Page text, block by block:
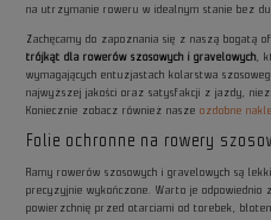
na utrzymanie roweru w idealnym stanie bez
Zachęcamy do zapoznania się z naszą bogatą
trójkąt dla rowerów szosowych i gravelowych,
wymagających entuzjastach kolarstwa
najwyższej jakości oraz satysfakcji z jazdy,
Koniecznie zobacz również naszeozdobne
Folie ochronne na rowery
Ramy rowerów szosowych i gravelowych są
precyzyjnie wykończone. Warto je odpowiednio
powierzchnię przed otarciami od torebek,